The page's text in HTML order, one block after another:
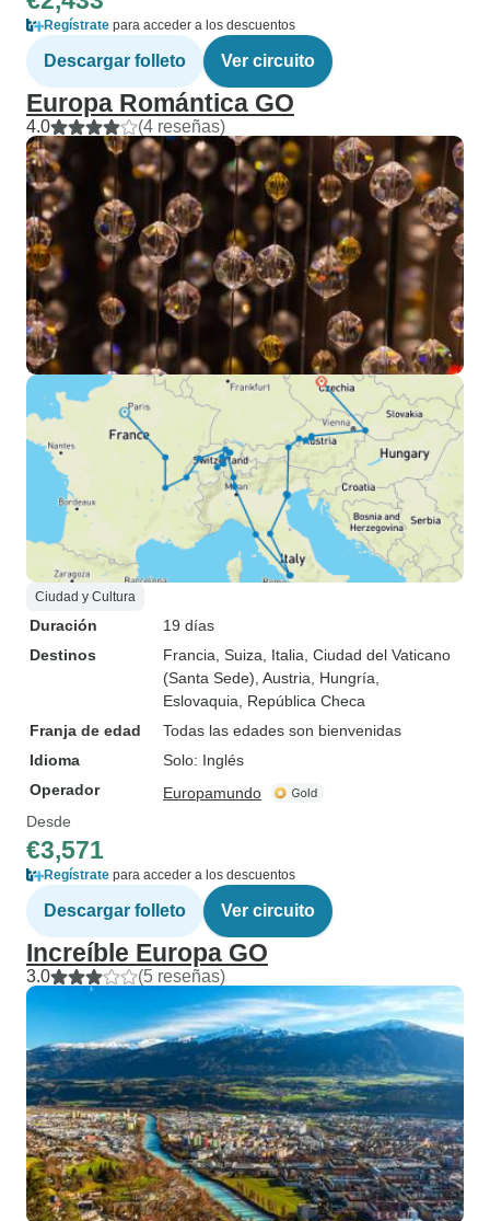
Regístrate para acceder a los descuentos
Descargar folleto Ver circuito
Europa Romántica GO
4.0 (4 reseñas)
Ciudad y Cultura
Duración
19 días
Destinos
Francia , Suiza , Italia , Ciudad del Vaticano
(Santa Sede) , Austria , Hungría
Eslovaquia , República Checa
Franja de edad
Todas las edades son bienvenidas
Idioma
Solo: Inglés
Operador
Europamundo
Desde
€3,571
Regístrate para acceder a los descuentos
Descargar folleto Ver circuito
Increíble Europa GO
3.0 (5 reseñas)